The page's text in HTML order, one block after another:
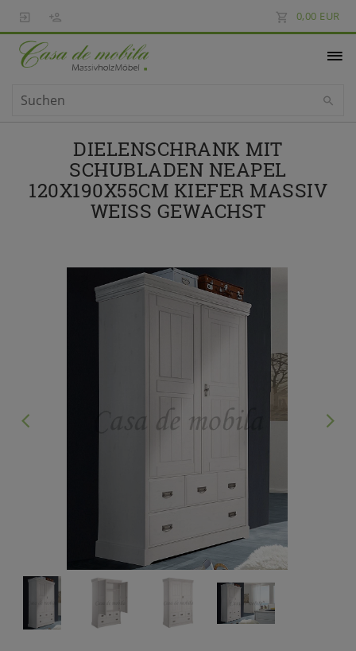
0,00 EUR
DIELENSCHRANK MIT
SCHUBLADEN NEAPEL
120X190X55CM KIEFER MASSIV
WEISS GEWACHST